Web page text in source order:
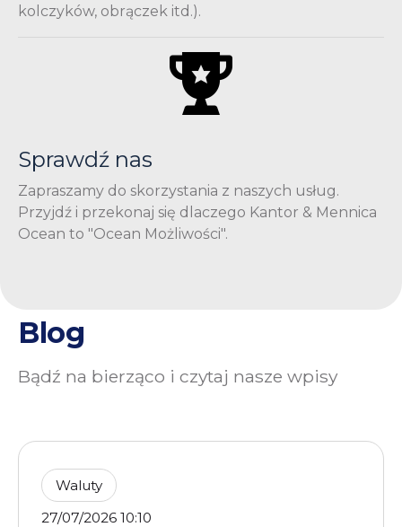
kolczyków, obrączek itd.).
Sprawdź nas
Zapraszamy do skorzystania z naszych usług.
Przyjdź i przekonaj się dlaczego Kantor & Mennica
Ocean to "Ocean Możliwości".
Blog
Bądź na bierząco i czytaj nasze wpisy
Waluty
27/07/2026 10:10